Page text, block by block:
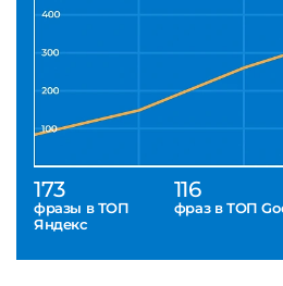
173
фразы в ТОП
Яндекс
116
фраз в ТОП